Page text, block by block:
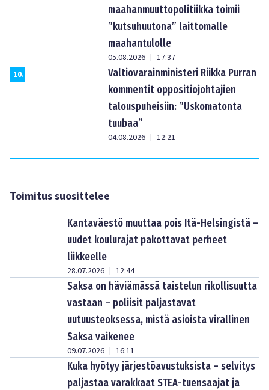
maahanmuuttopolitiikka toimii
”kutsuhuutona” laittomalle
maahantulolle
05.08.2026 | 17:37
10.
Valtiovarainministeri Riikka Purran
kommentit oppositiojohtajien
talouspuheisiin: ”Uskomatonta
tuubaa”
04.08.2026 | 12:21
Toimitus suosittelee
Kantaväestö muuttaa pois Itä-Helsingistä –
uudet koulurajat pakottavat perheet
liikkeelle
28.07.2026 | 12:44
Saksa on häviämässä taistelun rikollisuutta
vastaan – poliisit paljastavat
uutuusteoksessa, mistä asioista virallinen
Saksa vaikenee
09.07.2026 | 16:11
Kuka hyötyy järjestöavustuksista – selvitys
paljastaa varakkaat STEA-tuensaajat ja